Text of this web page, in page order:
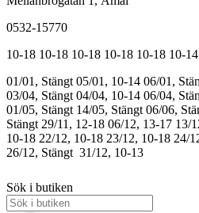
0532-15770
10-18 10-18 10-18 10-18 10-18 10-14
01/01, Stängt 05/01, 10-14 06/01,
03/04, Stängt 04/04, 10-14 06/04,
01/05, Stängt 14/05, Stängt 06/06,
Stängt 29/11, 12-18 06/12, 13-17 13/
10-18 22/12, 10-18 23/12, 10-18 24/
26/12, Stängt 31/12, 10-13
Sök i butiken